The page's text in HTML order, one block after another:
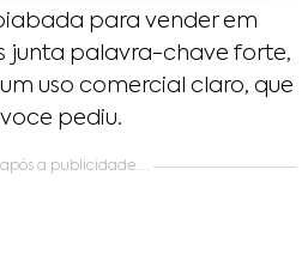
para vender em
junta palavra-chave forte,
uso comercial claro, que
pediu.
a publicidade....